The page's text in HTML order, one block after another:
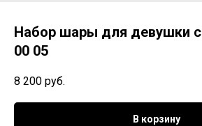
Набор шары для девушки
00 05
8 200 руб.
В корзину